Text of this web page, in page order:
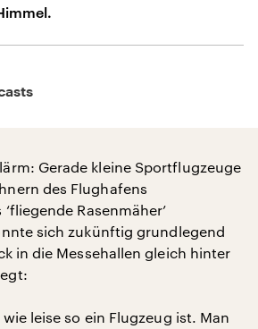
Gerade kleine Sportflugzeuge
des Flughafens
Rasenmäher’
sich zukünftig grundlegend
in die Messehallen gleich hinter
leise so ein Flugzeug ist. Man